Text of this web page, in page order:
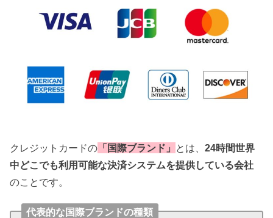
クレジットカードの 「国際ブランド」 とは、24時間世界
中どこでも利用可能な決済システムを提供している会社
のことです。
代表的な国際ブランドの種類